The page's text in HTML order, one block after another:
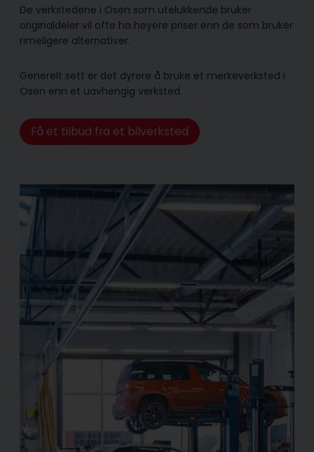
De verkstedene i Osen som utelukkende bruker
originaldeler vil ofte ha høyere priser enn de som bruker
rimeligere alternativer.
Generelt sett er det dyrere å bruke et merkeverksted i
Osen enn et uavhengig verksted.
Få et tilbud fra et bilverksted